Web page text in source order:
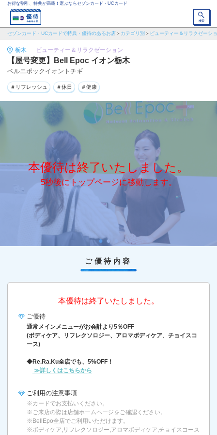
お得な割引、特典が満載！選ぶならセゾンカード・UCカード
セゾンカード・UCカードで特典・優待のあるお店 カテゴリ別 ビューティー＆リラクゼーシ
栃木 ビューティー＆リラクゼーション
【屋号変更】Bell Epoc イオン栃木
ベルエポックイオントチギ
＃リフレッシュ ＃休日 ＃健康
本優待は終了いたしました。
5秒後にトップページに移動します。
ご優待内容
本優待は終了いたしました。
ご優待
通常メインメニューがお会計より5％OFF
(ボディケア、リフレクソロジー、アロマボディケア、チョイスコ
ース)
◆Re.Ra.Ku全店でも、5%OFF！
≫詳しくはこちらから
ご利用の注意事項
※カードでお支払いください。
※ご来店の際は店舗ホームページをご確認ください。
※BellEpo全店でご利用いただけます。
※ボディケア,リフレクソロジー,アロマボディケア,チョイスコース